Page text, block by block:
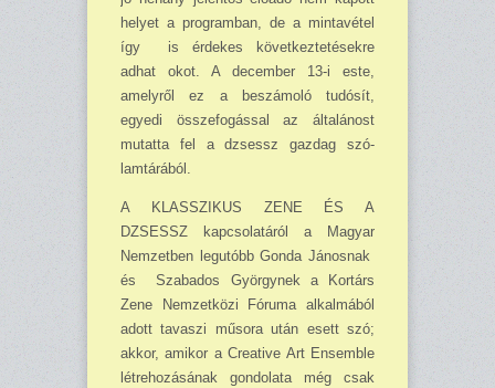
helyet a programban, de a mintavétel
így is érdekes következtetésekre
adhat okot. A december 13-i este,
amelyről ez a beszámoló tudósít,
egyedi összefogással az általánost
mutatta fel a dzsessz gazdag szó­
lamtárából.
A KLASSZIKUS ZENE ÉS A
DZSESSZ kapcsolatáról a Magyar
Nemzetben legutóbb Gonda Já­nosnak
és Szabados Györgynek a Kortárs
Zene Nemzetközi Fóru­ma alkalmából
adott tavaszi mű­sora után esett szó;
akkor, ami­kor a Creative Art Ensemble
lét­rehozásának gondolata még csak